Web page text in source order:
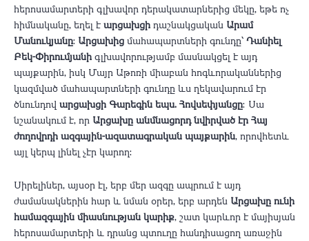
հերոսամարտերի գլխավոր դերակատարներից մեկը, եթե ոչ
հիմնականը, եղել է արցախցի դաշնակցական Արամ
Մանուկյանը: Արցախից մահապարտների գունդը՝ Դանիել
Բեկ-Փիրումյանի գլխավորությամբ մասնակցել է այդ
պայքարին, իսկ Մայր Աթոռի միաբան հոգևորականներից
կազմված մահապարտների գունդը ևս ղեկավարում էր
ծնունդով արցախցի Գարեգին եպս․ Հովսեփյանցը։ Սա
նշանակում է, որ Արցախը անմնացորդ նվիրված էր Հայ
ժողովրդի ազգային-ազատագրական պայքարին, որովհետև
այլ կերպ լինել չէր կարող:
​Սիրելիներ, այսօր էլ, երբ մեր ազգը ապրում է այդ
ժամանակներին հար և նման օրեր, երբ արդեն Արցախը ունի
համազգային միասնության կարիք, շատ կարևոր է մայիսյան
հերոսամարտերի և դրանց պտուղը հանդիսացող առաջին